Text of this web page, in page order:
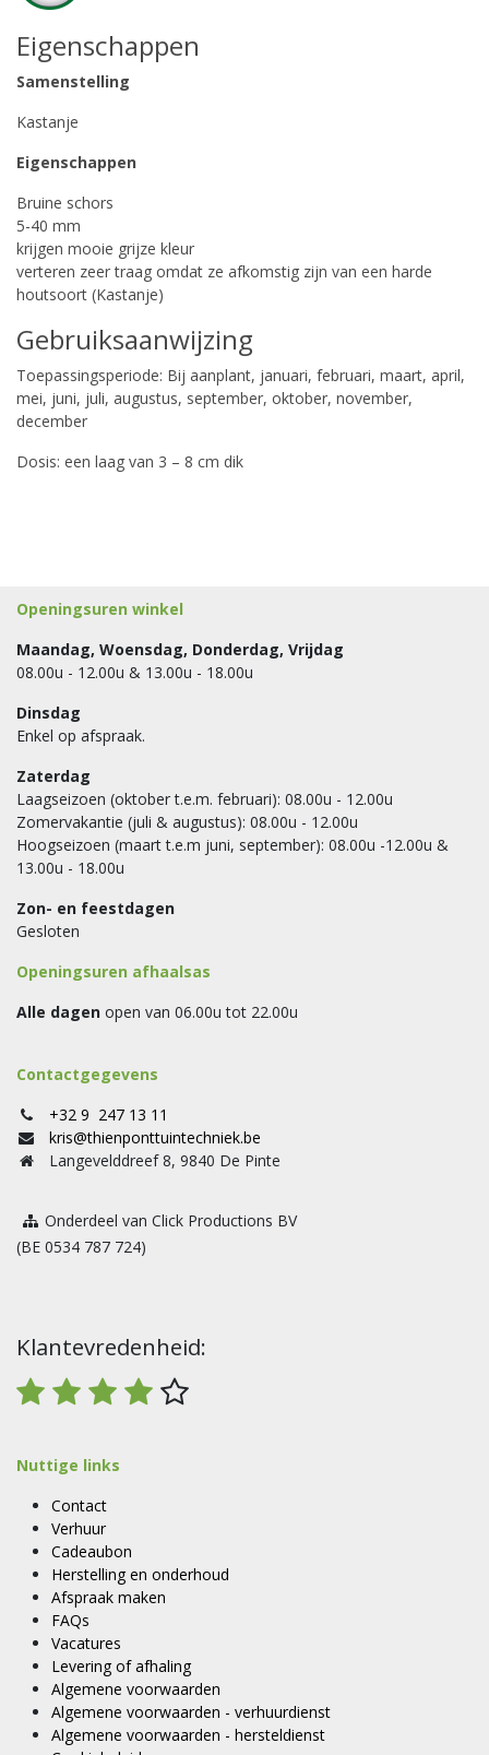
Eigenschappen
Samenstelling
Kastanje
Eigenschappen
Bruine schors
5-40 mm
krijgen mooie grijze kleur
verteren zeer traag omdat ze afkomstig zijn van een harde
houtsoort (Kastanje)
Gebruiksaanwijzing
Toepassingsperiode: Bij aanplant, januari, februari, maart, april,
mei, juni, juli, augustus, september, oktober, november,
december
Dosis: een laag van 3 – 8 cm dik
Openingsuren winkel
Maandag, Woensdag, Donderdag, Vrijdag
08.00u - 12.00u & 13.00u - 18.00u
Dinsdag
Enkel op afspraak.
Zaterdag
Laagseizoen (oktober t.e.m. februari): 08.00u - 12.00u
Zomervakantie (juli & augustus): 08.00u - 12.00u
Hoogseizoen (maart t.e.m juni, september): 08.00u -12.00u &
13.00u - 18.00u
Zon- en feestdagen
Gesloten
Openingsuren afhaalsas
Alle dagen open van 06.00u tot 22.00u
Contactgegevens
+32 9 247 13 11
kris@thienponttuintechniek.be
Langevelddreef 8, 9840 De Pinte
Onderdeel van Click Productions BV
(BE 0534 787 724)
Klantevredenheid:
Nuttige links
Contact
Verhuur
Cadeaubon
Herstelling en onderhoud
Afspraak maken
FAQs
Vacatures
Levering of afhaling
Algemene voorwaarden
Algemene voorwaarden - verhuurdienst
Algemene voorwaarden - hersteldienst